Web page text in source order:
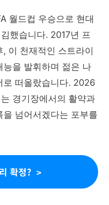
월드컵 우승으로 현대
했습니다. 2017년 프
이 천재적인 스트라이
을 발휘하며 젊은 나
로 떠올랐습니다. 2026
경기장에서의 활약과
넘어서겠다는 포부를
확정?